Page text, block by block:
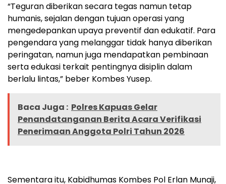
“Teguran diberikan secara tegas namun tetap
humanis, sejalan dengan tujuan operasi yang
mengedepankan upaya preventif dan edukatif. Para
pengendara yang melanggar tidak hanya diberikan
peringatan, namun juga mendapatkan pembinaan
serta edukasi terkait pentingnya disiplin dalam
berlalu lintas,” beber Kombes Yusep.
Baca Juga : Polres Kapuas Gelar
Penandatanganan Berita Acara Verifikasi
Penerimaan Anggota Polri Tahun 2026
Sementara itu, Kabidhumas Kombes Pol Erlan Munaji,